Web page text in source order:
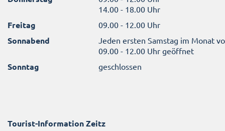
14.00 - 18.00 Uhr
Freitag 09.00 - 12.00 Uhr
Sonnabend
Jeden ersten Samstag im Monat
09.00 - 12.00 Uhr geöffnet
Sonntag geschlossen
Tourist-Information Zeitz